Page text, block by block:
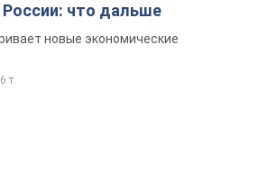
России: что дальше
новые экономические
т.